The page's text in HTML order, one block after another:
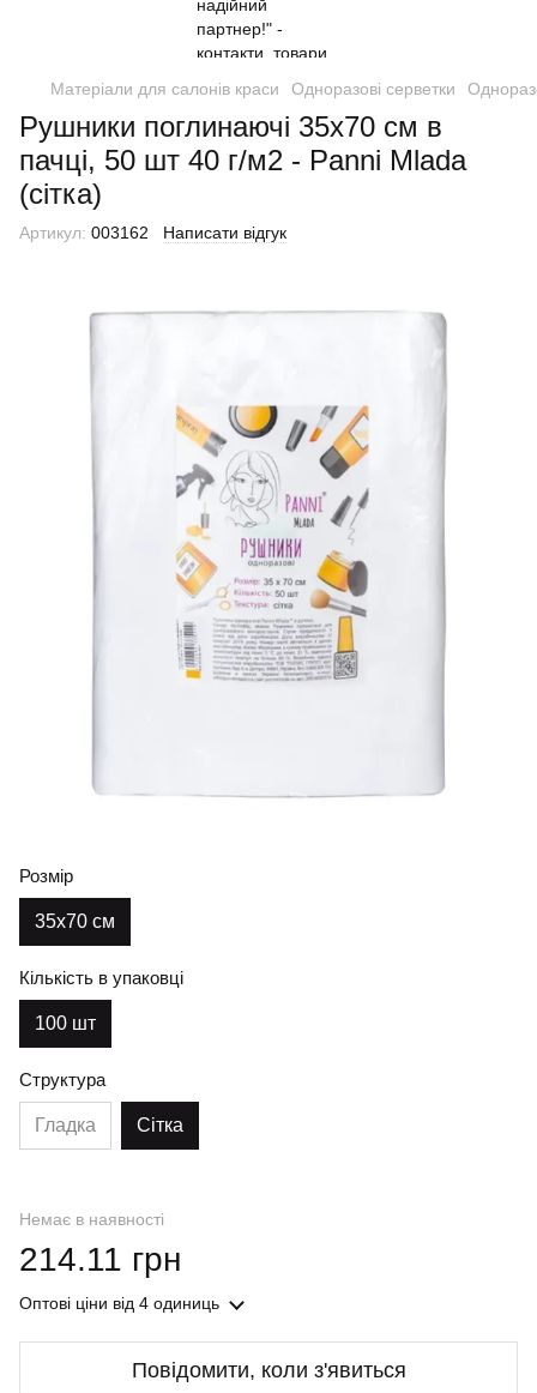
Матеріали для салонів краси Одноразові серветки
Рушники поглинаючі 35х70 см в
пачці, 50 шт 40 г/м2 - Panni Mlada
(сітка)
Артикул: 003162 Написати відгук
Розмір
35х70 см
Кількість в упаковці
100 шт
Структура
Гладка Сітка
Немає в наявності
214.11 грн
Оптові ціни від 4 одиниць
Повідомити, коли з'явиться